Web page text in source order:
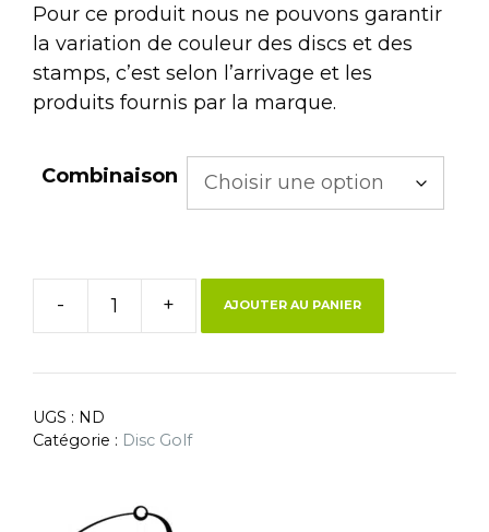
Pour ce produit nous ne pouvons garantir
la variation de couleur des discs et des
stamps, c’est selon l’arrivage et les
produits fournis par la marque.
Combinaison
- + AJOUTER AU PANIER
UGS : ND
Catégorie : Disc Golf